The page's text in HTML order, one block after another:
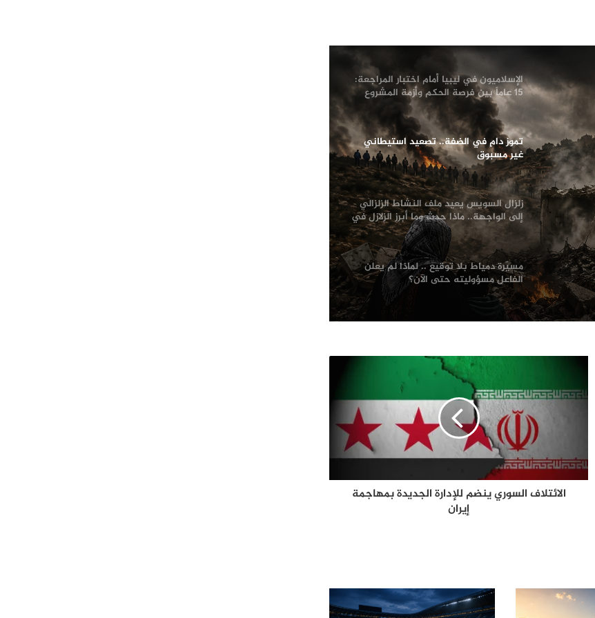
الاتحاد الأوروبي
الإسلاميون في ليبيا أمام اختبار المراجعة:
15 عاماً بين فرصة الحكم وأزمة المشروع
تموز دامٍ في الضفة.. تصعيد استيطاني
غير مسبوق
زلزال السويس يعيد ملف النشاط الزلزالي
إلى الواجهة.. ماذا حدث وما أبرز الزلازل في
تاريخ مصر؟
مسيّرة دمياط بلا توقيع .. لماذا لم يعلن
الفاعل مسؤوليته حتى الآن؟
للانهيار؟
من صفقة الحقوق إلى أزمة قيادة.. هل
اقتربت نهاية إنفانتينو في «فيفا»؟
الإله في الحرب .. كيف وظّفت أميركا وإيران
الدين في الصراع بينهما؟
الصحافة الأجنبية اليوم: تصعيد أميركي
أرقام تكشف الدول الأكثر رغبة
وسيناريوهات الملف حتى 2030
الائتلاف السوري ينضم للإدارة الجديدة بمهاجمة
إيران